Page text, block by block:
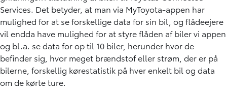
Services. Det betyder, at man via MyToyota-appen har
mulighed for at se forskellige data for sin bil, og flådeejere
vil endda have mulighed for at styre flåden af biler vi appen
og bl.a. se data for op til 10 biler, herunder hvor de
befinder sig, hvor meget brændstof eller strøm, der er på
bilerne, forskellig kørestatistik på hver enkelt bil og data
om de kørte ture.